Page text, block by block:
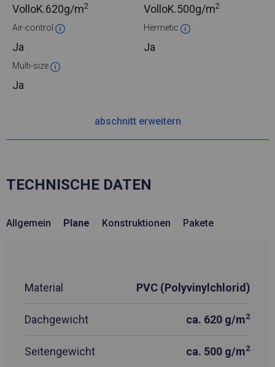
VolloK.620g/m2 VolloK.500g/m2
Air-control
Ja
Hermetic
Ja
Multi-size
Ja
abschnitt erweitern
TECHNISCHE DATEN
Allgemein Plane Konstruktionen Pakete
Material PVC (Polyvinylchlorid)
Dachgewicht ca. 620 g/m2
Seitengewicht ca. 500 g/m2